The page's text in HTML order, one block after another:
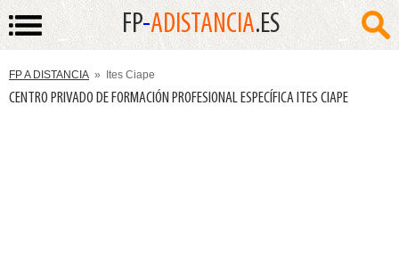
FP-ADISTANCIA.ES
FP A DISTANCIA » Ites Ciape
CENTRO PRIVADO DE FORMACIÓN PROFESIONAL ESPECÍFICA ITES CIAPE